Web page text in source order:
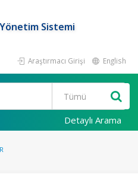
Sistemi
Araştırmacı Girişi English
Detaylı Arama